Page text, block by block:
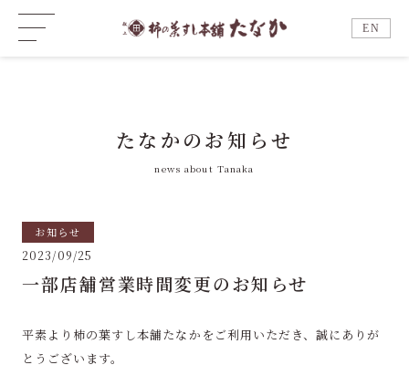
EN
たなかのお知らせ
news about Tanaka
お知らせ
2023/09/25
一部店舗営業時間変更のお知らせ
平素より柿の葉すし本舗たなかをご利用いただき、誠にありが
とうございます。